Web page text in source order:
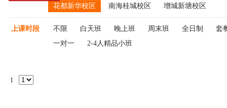
花都新华校区
南海桂城校区 增城新塘校区
上课时段 不限 白天班 晚上班 周末班 全日制
套
一对一
2-4人精品小班
1